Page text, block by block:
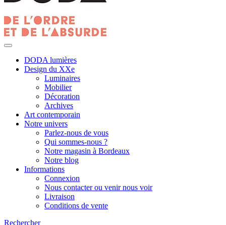
DODA lumières
Design du XXe
Luminaires
Mobilier
Décoration
Archives
Art contemporain
Notre univers
Parlez-nous de vous
Qui sommes-nous ?
Notre magasin à Bordeaux
Notre blog
Informations
Connexion
Nous contacter ou venir nous voir
Livraison
Conditions de vente
Rechercher